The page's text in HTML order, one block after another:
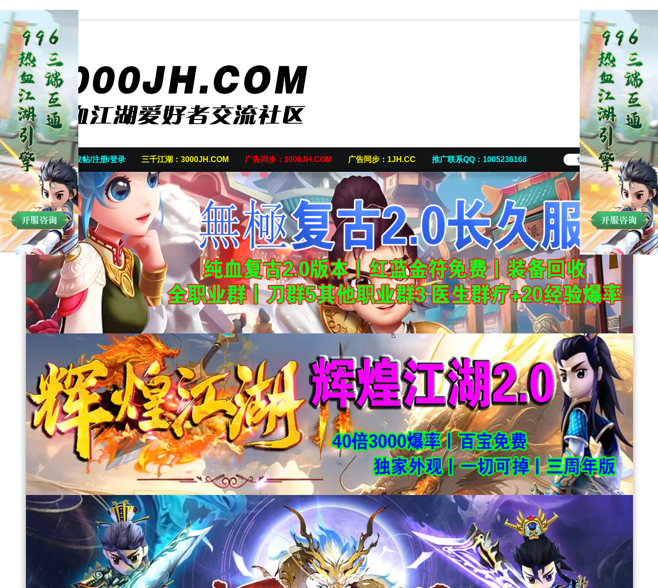
快捷导航
首页 发帖/注册/登录 三千江湖：3000JH.COM 广告同步：1000JH.COM 广告同步：1JH.CC 推广联系QQ：1005236168